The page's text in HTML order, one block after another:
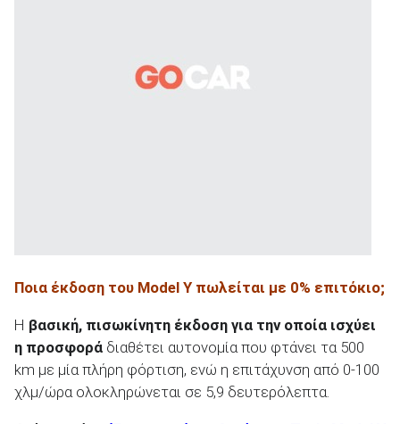
Ποια έκδοση του Model Y πωλείται με 0% επιτόκιο;
Η βασική, πισωκίνητη έκδοση για την οποία ισχύει
η προσφορά διαθέτει αυτονομία που φτάνει τα 500
km με μία πλήρη φόρτιση, ενώ η επιτάχυνση από 0-100
χλμ/ώρα ολοκληρώνεται σε 5,9 δευτερόλεπτα.